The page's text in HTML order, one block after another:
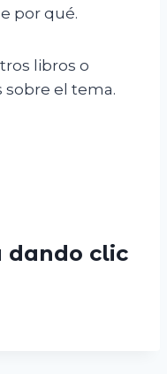
por qué.
libros o
sobre el tema.
dando clic